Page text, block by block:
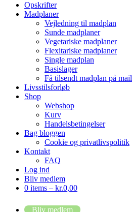
Opskrifter
Madplaner
Vejledning til madplan
Sunde madplaner
Vegetariske madplaner
Flexitariske madplaner
Single madplan
Basislager
Få tilsendt madplan på mail
Livsstilsforløb
Shop
Webshop
Kurv
Handelsbetingelser
Bag bloggen
Cookie og privatlivspolitik
Kontakt
FAQ
Log ind
Bliv medlem
0 items – kr.0,00
Bliv medlem